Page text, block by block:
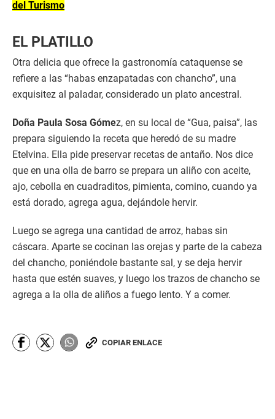
del Turismo
EL PLATILLO
Otra delicia que ofrece la gastronomía cataquense se
refiere a las “habas enzapatadas con chancho”, una
exquisitez al paladar, considerado un plato ancestral.
Doña Paula Sosa Gómez, en su local de “Gua, paisa”, las
prepara siguiendo la receta que heredó de su madre
Etelvina. Ella pide preservar recetas de antaño. Nos dice
que en una olla de barro se prepara un aliño con aceite,
ajo, cebolla en cuadraditos, pimienta, comino, cuando ya
está dorado, agrega agua, dejándole hervir.
Luego se agrega una cantidad de arroz, habas sin
cáscara. Aparte se cocinan las orejas y parte de la cabeza
del chancho, poniéndole bastante sal, y se deja hervir
hasta que estén suaves, y luego los trazos de chancho se
agrega a la olla de aliños a fuego lento. Y a comer.
COPIAR ENLACE